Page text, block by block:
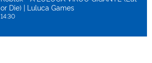
or Die) | Luluca Games
14:30